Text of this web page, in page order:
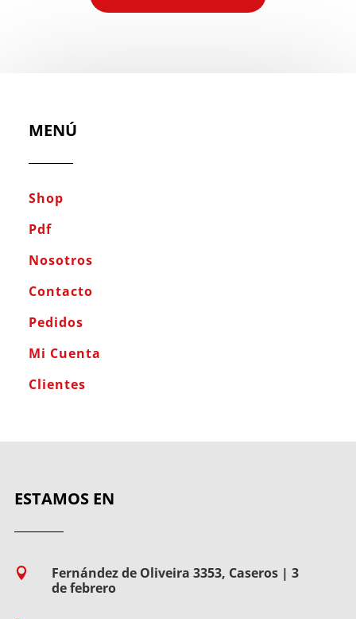
MENÚ
Shop
Pdf
Nosotros
Contacto
Pedidos
Mi Cuenta
Clientes
ESTAMOS EN

Fernández de Oliveira 3353, Caseros | 3
de febrero